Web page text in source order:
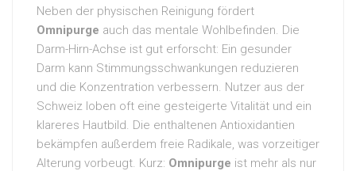
Neben der physischen Reinigung fördert
Omnipurge auch das mentale Wohlbefinden. Die
Darm-Hirn-Achse ist gut erforscht: Ein gesunder
Darm kann Stimmungsschwankungen reduzieren
und die Konzentration verbessern. Nutzer aus der
Schweiz loben oft eine gesteigerte Vitalität und ein
klareres Hautbild. Die enthaltenen Antioxidantien
bekämpfen außerdem freie Radikale, was vorzeitiger
Alterung vorbeugt. Kurz: Omnipurge ist mehr als nur